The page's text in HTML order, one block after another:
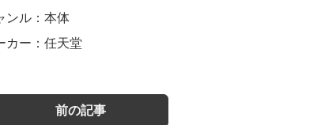
ンル：本体
カー：任天堂
前の記事